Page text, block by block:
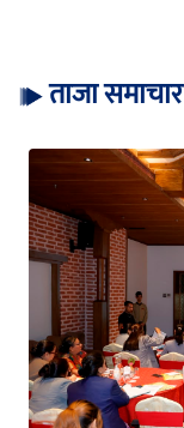
ताजा समाचार